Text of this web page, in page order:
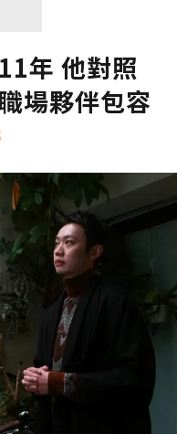
年 他對照
場夥伴包容